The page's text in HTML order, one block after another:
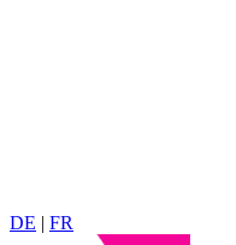
DE | FR